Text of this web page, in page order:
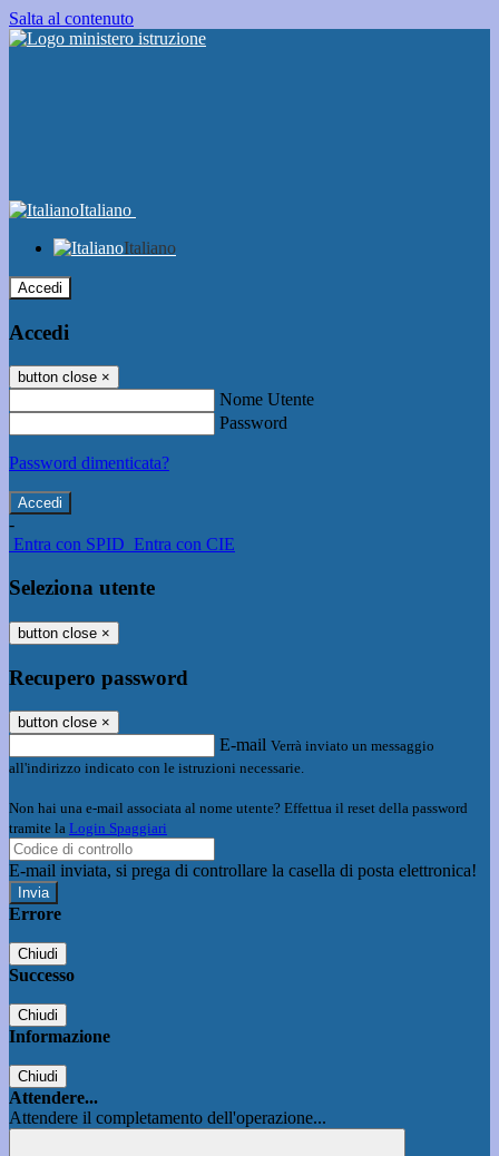
Salta al contenuto
Italiano
Italiano
Accedi
Accedi
button close ×
Nome Utente
Password
Password dimenticata?
-
Entra con SPID Entra con CIE
Seleziona utente
button close ×
Recupero password
button close ×
E-mail Verrà inviato un messaggio
all'indirizzo indicato con le istruzioni necessarie.
Non hai una e-mail associata al nome utente? Effettua il reset della password
tramite la Login Spaggiari
E-mail inviata, si prega di controllare la casella di posta elettronica!
Errore
Chiudi
Successo
Chiudi
Informazione
Chiudi
Attendere...
Attendere il completamento dell'operazione...